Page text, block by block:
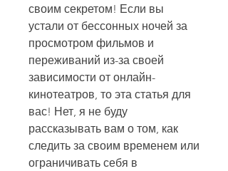
своим секретом! Если вы
устали от бессонных ночей за
просмотром фильмов и
переживаний из-за своей
зависимости от онлайн-
кинотеатров, то эта статья для
вас! Нет, я не буду
рассказывать вам о том, как
следить за своим временем или
ограничивать себя в